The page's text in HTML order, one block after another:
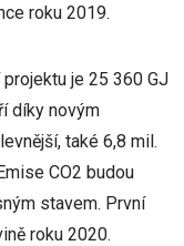
roku 2019.
je 25 360 GJ
díky novým
také 6,8 mil.
CO2 budou
stavem. První
roku 2020.